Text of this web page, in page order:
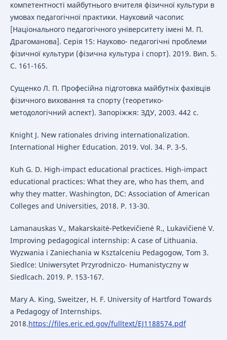
компетентності майбутнього вчителя фізичної культури в
умовах педагогічної практики. Науковий часопис
[Національного педагогічного університету імені М. П.
Драгоманова]. Серія 15: Науково- педагогічні проблеми
фізичної культури (фізична культура і спорт). 2019. Вип. 5.
С. 161-165.
Сущенко Л. П. Професійна підготовка майбутніх фахівців
фізичного виховання та спорту (теоретико-
методологічний аспект). Запоріжжя: ЗДУ, 2003. 442 с.
Knight J. New rationales driving internationalization.
International Higher Education. 2019. Vol. 34. P. 3-5.
Kuh G. D. High-impact educational practices. High-impact
educational practices: What they are, who has them, and
why they matter. Washington, DC: Association of American
Colleges and Universities, 2018. P. 13-30.
Lamanauskas V., Makarskaitė-Petkevičienė R., Lukavičienė V.
Improving pedagogical internship: A case of Lithuania.
Wyzwania i Zaniechania w Ksztalceniu Pedagogow, Tom 3.
Siedlce: Uniwersytet Przyrodniczo- Humanistyczny w
Siedlcach. 2019. P. 153-167.
Mary A. King, Sweitzer, H. F. University of Hartford Towards
a Pedagogy of Internships.
2018.https://files.eric.ed.gov/fulltext/EJ1188574.pdf